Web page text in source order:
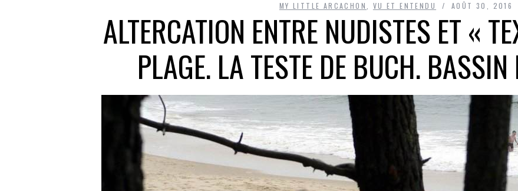
MY LITTLE ARCACHON VU ET ENTENDU AOÛT 30, 2016
ALTERCATION ENTRE NUDISTES ET «
PLAGE. LA TESTE DE BUCH. BASSIN